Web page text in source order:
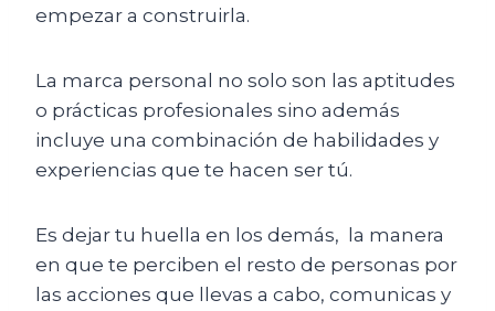
empezar a construirla.
La marca personal no solo son las aptitudes
o prácticas profesionales sino además
incluye una combinación de habilidades y
experiencias que te hacen ser tú.
Es dejar tu huella en los demás, la manera
en que te perciben el resto de personas por
las acciones que llevas a cabo, comunicas y